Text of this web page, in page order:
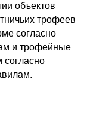
объектов
трофеев
согласно
и трофейные